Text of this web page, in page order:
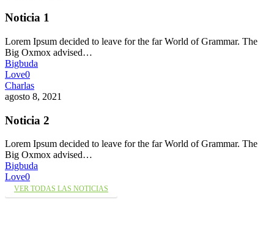
Noticia 1
Lorem Ipsum decided to leave for the far World of Grammar. The
Big Oxmox advised…
Bigbuda
Love0
Charlas
agosto 8, 2021
Noticia 2
Lorem Ipsum decided to leave for the far World of Grammar. The
Big Oxmox advised…
Bigbuda
Love0
VER TODAS LAS NOTICIAS